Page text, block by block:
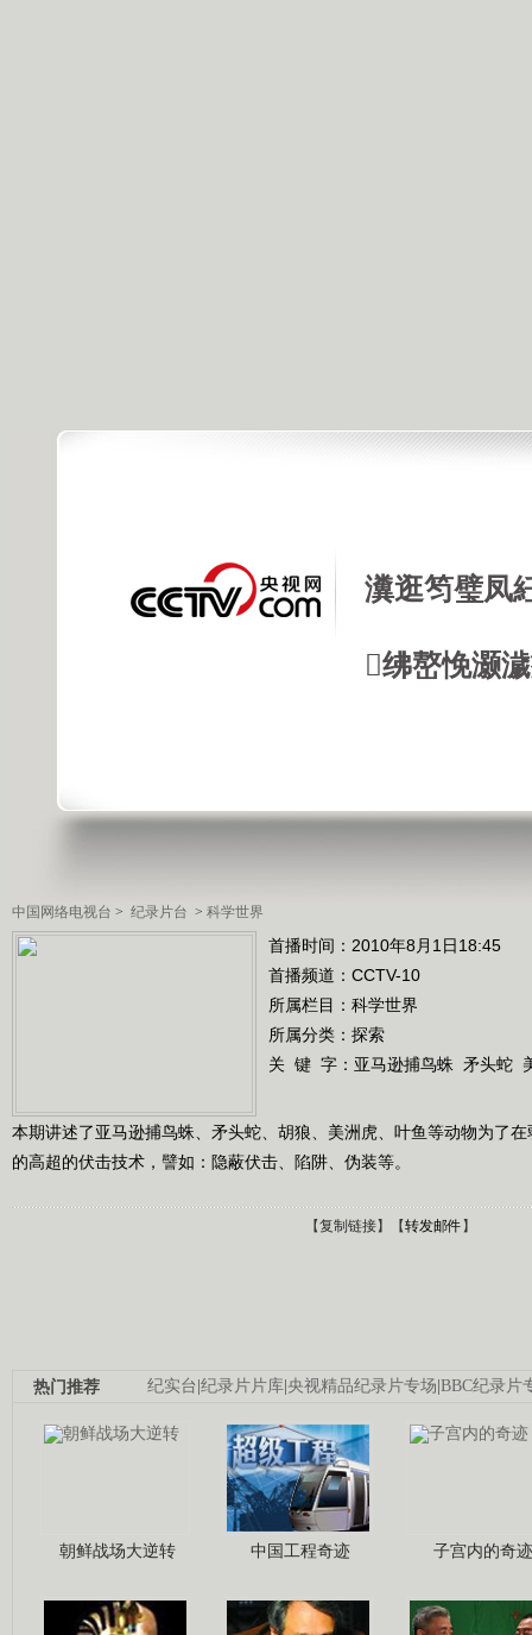
瀵逛笉璧凤
绋嶅悗灏
中国网络电视台 > 纪录片台 > 科学世界
首播时间：2010年8月1日18:45
首播频道： CCTV-10
所属栏目： 科学世界
所属分类：探索
关 键 字： 亚马逊捕鸟蛛 矛头蛇
本期讲述了亚马逊捕鸟蛛、矛头蛇、胡狼、美洲虎、叶鱼等动物为了
的高超的伏击技术，譬如：隐蔽伏击、陷阱、伪装等。
【复制链接】【转发邮件 】
纪实台 纪录片片库 央视精品纪录片专场 BBC纪录片
热门推荐
朝鲜战场大逆转 中国工程奇迹 子宫内的奇迹